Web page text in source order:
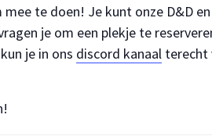
te doen! Je kunt onze D&D
je om een plekje te
je in ons discord kanaal terecht